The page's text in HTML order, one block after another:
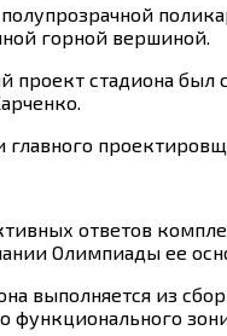
горной вершиной.
проект стадиона был
ответов
Олимпиады ее
выполняется из
функционального